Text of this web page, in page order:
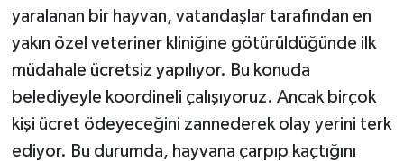
yaralanan bir hayvan, vatandaşlar tarafından en
yakın özel veteriner kliniğine götürüldüğünde ilk
müdahale ücretsiz yapılıyor. Bu konuda
belediyeyle koordineli çalışıyoruz. Ancak birçok
kişi ücret ödeyeceğini zannederek olay yerini terk
ediyor. Bu durumda, hayvana çarpıp kaçtığını